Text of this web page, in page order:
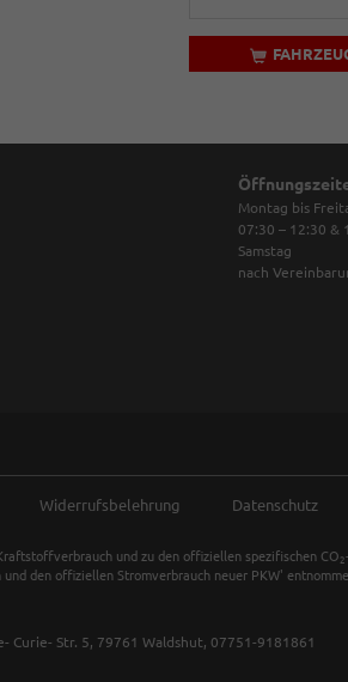
Montag bis
07:30 – 12:30 &
Samstag
nach
Widerrufsbelehrung Datenschutz
und zu den offiziellen spezifischen CO 2
und den offiziellen Stromverbrauch neuer PKW'
Curie- Str. 5, 79761 Waldshut, 07751-9181861